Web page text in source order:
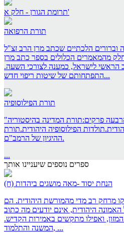
תרומת הגורן - חלק א'
תורת הרפואה
וברורים הלכתיים שכתב מרן הרב זצ"ל
מהמאמרים הכלולים בספר כתב מרן
הראשי לישראל, כמענה לצורכי השעה.
התפתחותם של שיטות ריפוי חדש...
תורת הפילוסופיה
"תורת הפילוסופיה" מכיל ארבעה פרקים:תורת המדינה בהיסטוריה
הפילוסופיה היהודית.תורת
ההיגיון של הרמב"ם.
...
ספרים נוספים שיעניינו אותך
הנחת יסוד -מאה מושגים ביהדות (ח)
מרחק רב מדי מהמורשת היהודית. הם
היהודית, אינם יודעים מה כתוב
ואפילו מתקשים באמירות הקדיש.
המשנה והתלמוד, ...